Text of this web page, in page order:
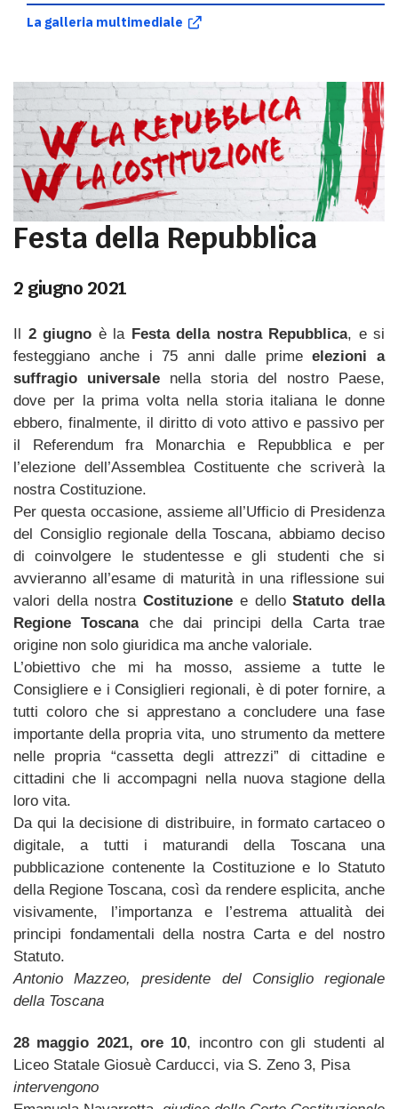
La galleria multimediale
Festa della Repubblica
2 giugno 2021
Il 2 giugno è la Festa della nostra Repubblica, e si
festeggiano anche i 75 anni dalle primeelezioni a
suffragio universale nella storia del nostro Paese,
dove per la prima volta nella storia italiana le donne
ebbero, finalmente, il diritto di voto attivo e passivo per
il Referendum fra Monarchia e Repubblica e per
l’elezione dell’Assemblea Costituente che scriverà la
nostra Costituzione.
Per questa occasione, assieme all’Ufficio di Presidenza
del Consiglio regionale della Toscana, abbiamo deciso
di coinvolgere le studentesse e gli studenti che si
avvieranno all’esame di maturità in una riflessione sui
valori della nostraCostituzione e delloStatuto della
Regione Toscana che dai principi della Carta trae
origine non solo giuridica ma anche valoriale.
L’obiettivo che mi ha mosso, assieme a tutte le
Consigliere e i Consiglieri regionali, è di poter fornire, a
tutti coloro che si apprestano a concludere una fase
importante della propria vita, uno strumento da mettere
nelle propria “cassetta degli attrezzi” di cittadine e
cittadini che li accompagni nella nuova stagione della
loro vita.
Da qui la decisione di distribuire, in formato cartaceo o
digitale, a tutti i maturandi della Toscana una
pubblicazione contenente la Costituzione e lo Statuto
della Regione Toscana, così da rendere esplicita, anche
visivamente, l’importanza e l’estrema attualità dei
principi fondamentali della nostra Carta e del nostro
Statuto.
Antonio Mazzeo, presidente del Consiglio regionale
della Toscana
28 maggio 2021, ore 10, incontro con gli studenti al
Liceo Statale Giosuè Carducci, via S. Zeno 3, Pisa
intervengono